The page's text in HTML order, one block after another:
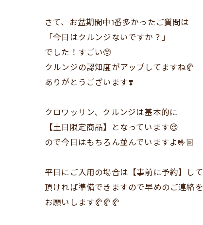
さて、お盆期間中1番多かったご質問は
「今日はクルンジないですか？」
でした！すごい🥺
クルンジの認知度がアップしてますね🥐
ありがとうございます❣️
クロワッサン、クルンジは基本的に
【土日限定商品】となっています😌
ので今日はもちろん並んでいますよ🤟🏻
平日にご入用の場合は【事前に予約】して
頂ければ準備できますので早めのご連絡を
お願いします🥐🥐🥐